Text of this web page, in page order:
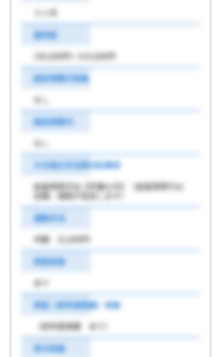
３ヶ月
基本給
220,000円～310,000円
固定残業代有無
なし
固定残業代
なし
その他の手当等付記事項
延長保育手当【学童も可】（延長保育代は
全額、病院が負担します）
通勤手当
月額 22,000円
昇給有無
あり
昇給（前年度実績）有無
（前年度実績 あり）
賞与有無